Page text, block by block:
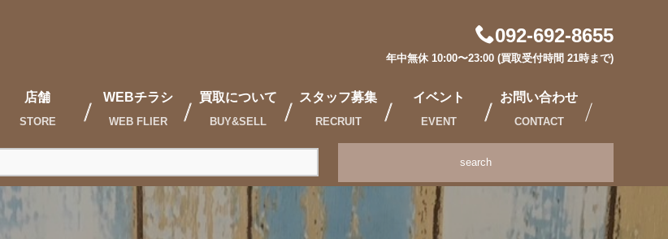
092-692-8655
年中無休 10:00〜23:00 (買取受付時間 21時まで)
店舗
STORE
WEBチラシ
WEB FLIER
買取について
BUY&SELL
スタッフ募集
RECRUIT
イベント
EVENT
お問い合わせ
CONTACT
search